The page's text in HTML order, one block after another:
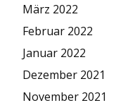
März 2022
Februar 2022
Januar 2022
Dezember 2021
November 2021